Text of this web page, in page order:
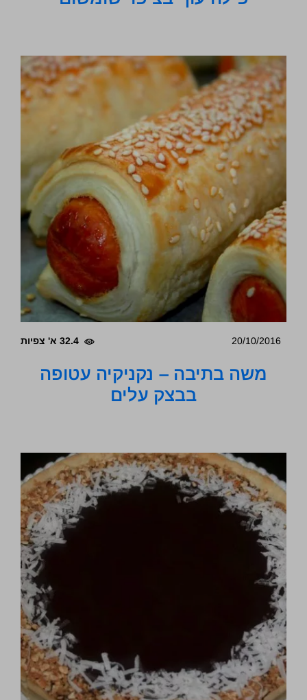
20/10/2016 32.4 א' צפיות
משה בתיבה – נקניקיה עטופה
בבצק עלים